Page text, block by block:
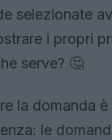
selezionate
i propri
serve? 🤔
la domanda
le